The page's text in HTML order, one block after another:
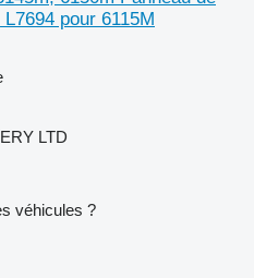
pour 6115M
LTD
véhicules ?